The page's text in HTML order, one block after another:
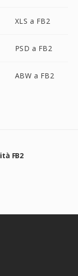
XLS a FB2
PSD a FB2
ABW a FB2
FB2